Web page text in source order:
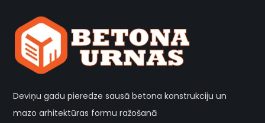
Deviņu gadu pieredze sausā betona konstrukciju un
mazo arhitektūras formu ražošanā